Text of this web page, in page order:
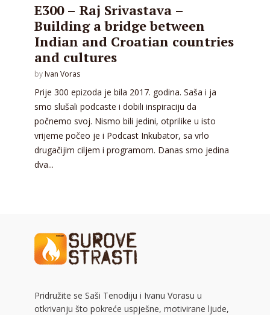
E300 – Raj Srivastava –
Building a bridge between
Indian and Croatian countries
and cultures
by Ivan Voras
Prije 300 epizoda je bila 2017. godina. Saša i ja
smo slušali podcaste i dobili inspiraciju da
počnemo svoj. Nismo bili jedini, otprilike u isto
vrijeme počeo je i Podcast Inkubator, sa vrlo
drugačijim ciljem i programom. Danas smo jedina
dva...
Pridružite se Saši Tenodiju i Ivanu Vorasu u
otkrivanju što pokreće uspješne, motivirane ljude,